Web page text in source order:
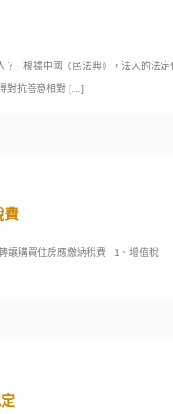
根據中國《民法典》，法人的法
對抗善意相對 […]
費
讓購買住房應繳納稅費 1、增值稅